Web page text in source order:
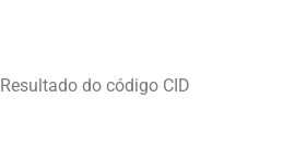
Resultado do código CID